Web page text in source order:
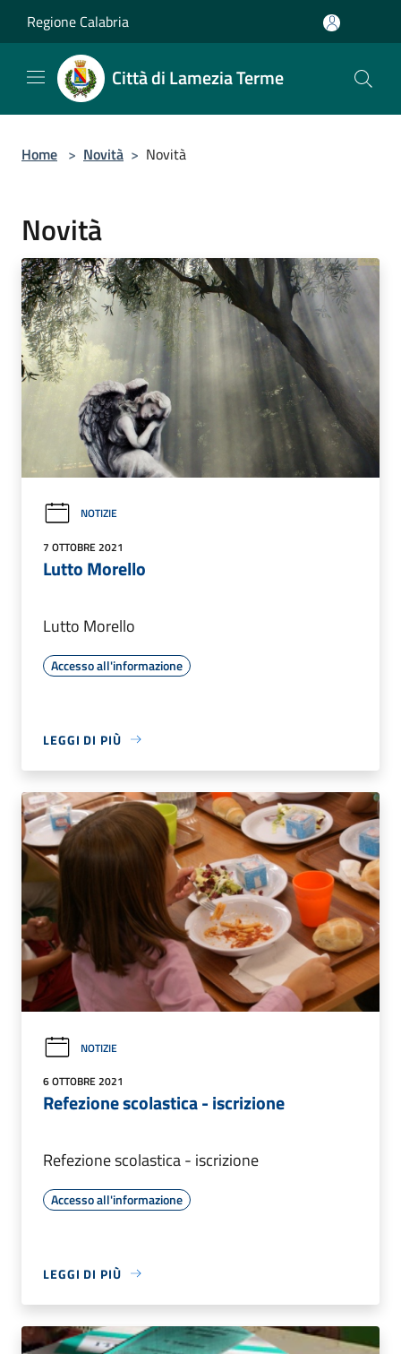
Regione Calabria
Città di Lamezia Terme
Home > Novità > Novità
Novità
NOTIZIE
7 OTTOBRE 2021
Lutto Morello
Lutto Morello
Accesso all'informazione
LEGGI DI PIÙ
NOTIZIE
6 OTTOBRE 2021
Refezione scolastica - iscrizione
Refezione scolastica - iscrizione
Accesso all'informazione
LEGGI DI PIÙ